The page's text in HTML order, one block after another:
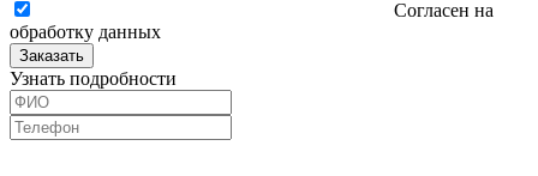
Согласен на
обработку данных
Заказать
Узнать подробности